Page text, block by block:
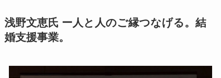
浅野文恵氏 ー人と人のご縁つなげる。結
婚支援事業。